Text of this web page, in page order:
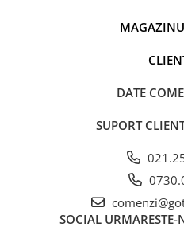
DATE
SUPORT
SOCIAL